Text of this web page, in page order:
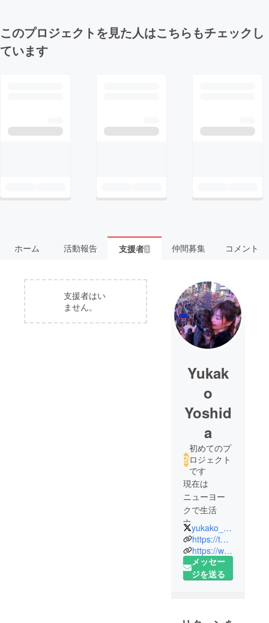
このプロジェクトを見た人はこちらもチェックし
ています
ホーム 活動報告 支援者3 仲間募集 コメント
支援者はい
ません。
Yukak
o
Yoshid
a
初めてのプ
ロジェクト
です
現在は
ニューヨー
クで生活
中。
NY歴2年目に
突入！
yukako_julia
https://twitter.com/yukako_julia
https://www.instagram.com/yukako_julia/
メッセー
ジを送る